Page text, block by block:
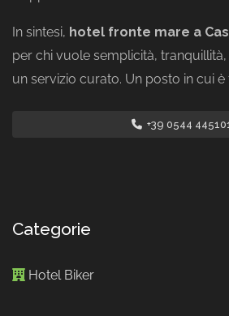
In sintesi, hotel fronte mare a
per chi vuole semplicità,
un servizio curato. Un posto in cui è
+39 0544
Categorie
Hotel Biker